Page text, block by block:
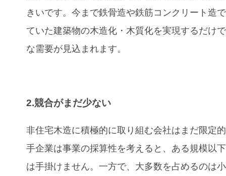
きいです。今まで鉄骨造や鉄筋コンクリート造
ていた建築物の木造化・木質化を実現するだけ
な需要が見込まれます。
2.競合がまだ少ない
非住宅木造に積極的に取り組む会社はまだ限定
手企業は事業の採算性を考えると、ある規模以
は手掛けません。一方で、大多数を占めるのは